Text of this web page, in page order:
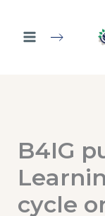
contenido
B4IG
cycle